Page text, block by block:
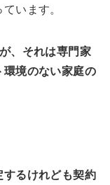
います。
、それは専門家
境のない家庭の
るけれども契約